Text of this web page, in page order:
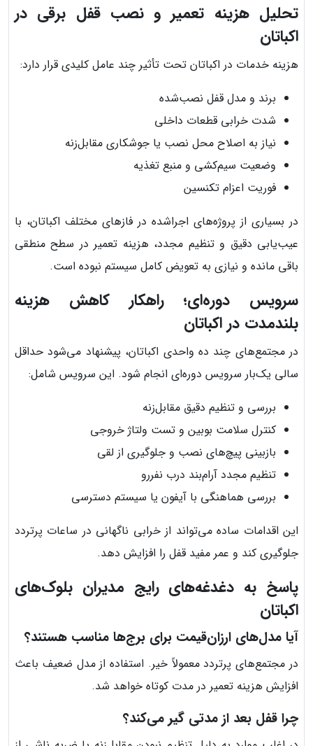
تحلیل هزینه تعمیر و نصب قفل برقی در
اکباتان
هزینه خدمات در اکباتان تحت تأثیر چند عامل کلیدی قرار دارد:
برند و مدل قفل نصب‌شده
شدت خرابی قطعات داخلی
نیاز به اصلاح محل نصب یا جوشکاری مقابل‌زنه
وضعیت سیم‌کشی و منبع تغذیه
فوریت اعزام تکنسین
در بسیاری از پروژه‌های اجراشده در فازهای مختلف اکباتان، با
عیب‌یابی دقیق و تنظیم مجدد، هزینه تعمیر در سطح منطقی
باقی مانده و نیازی به تعویض کامل سیستم نبوده است.
سرویس دوره‌ای؛ راهکار کاهش هزینه
بلندمدت در اکباتان
در مجتمع‌های چند ده واحدی اکباتان، پیشنهاد می‌شود حداقل
سالی یک‌بار سرویس دوره‌ای انجام شود. این سرویس شامل:
بررسی و تنظیم دقیق مقابل‌زنه
کنترل سلامت بوبین و تست ولتاژ خروجی
بازبینی پیچ‌های نصب و جلوگیری از لقی
تنظیم مجدد آرام‌بند درب نفررو
بررسی هماهنگی با آیفون یا سیستم دسترسی
این اقدامات ساده می‌تواند از خرابی ناگهانی در ساعات پرتردد
جلوگیری کند و عمر مفید قفل را افزایش دهد.
پاسخ به دغدغه‌های رایج مدیران بلوک‌های
اکباتان
آیا مدل‌های ارزان‌قیمت برای برج‌ها مناسب هستند؟
در مجتمع‌های پرتردد معمولاً خیر. استفاده از مدل ضعیف باعث
افزایش هزینه تعمیر در مدت کوتاه خواهد شد.
چرا قفل بعد از مدتی گیر می‌کند؟